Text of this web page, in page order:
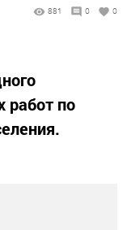
881 0 0
работ по